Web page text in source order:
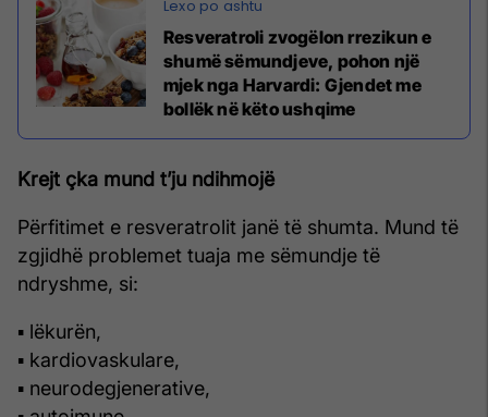
Resveratroli zvogëlon rrezikun e
shumë sëmundjeve, pohon një
mjek nga Harvardi: Gjendet me
bollëk në këto ushqime
Krejt çka mund t’ju ndihmojë
Përfitimet e resveratrolit janë të shumta. Mund të
zgjidhë problemet tuaja me sëmundje të
ndryshme, si:
▪ lëkurën,
▪ kardiovaskulare,
▪ neurodegjenerative,